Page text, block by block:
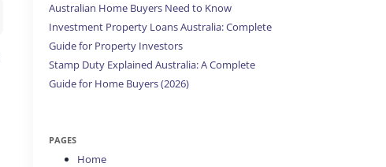
Australian Home Buyers Need to Know
Investment Property Loans Australia: Complete
Guide for Property Investors
Stamp Duty Explained Australia: A Complete
Guide for Home Buyers (2026)
PAGES
Home